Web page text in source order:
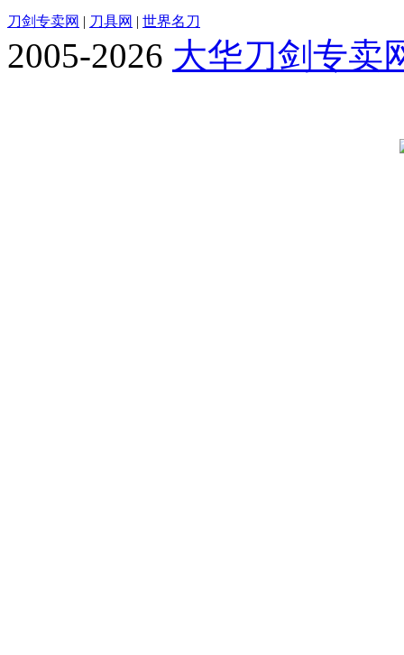
刀剑专卖网 | 刀具网 | 世界名刀
2005-2026 大华刀剑专卖